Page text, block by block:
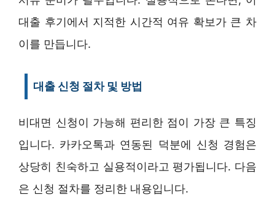
대출 후기에서 지적한 시간적 여유 확보가 큰 차
이를 만듭니다.
대출 신청 절차 및 방법
비대면 신청이 가능해 편리한 점이 가장 큰 특징
입니다. 카카오톡과 연동된 덕분에 신청 경험은
상당히 친숙하고 실용적이라고 평가됩니다. 다음
은 신청 절차를 정리한 내용입니다.